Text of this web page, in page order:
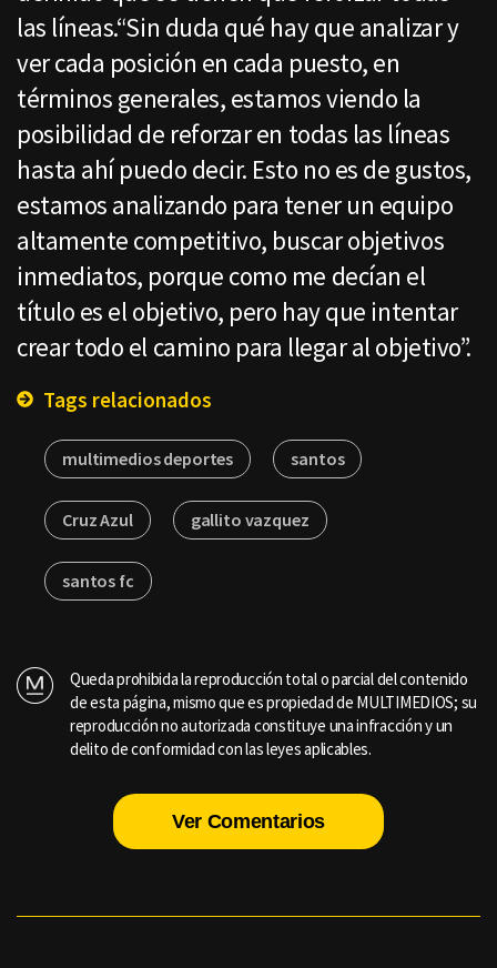
las líneas.“Sin duda qué hay que analizar y
ver cada posición en cada puesto, en
términos generales, estamos viendo la
posibilidad de reforzar en todas las líneas
hasta ahí puedo decir. Esto no es de gustos,
estamos analizando para tener un equipo
altamente competitivo, buscar objetivos
inmediatos, porque como me decían el
título es el objetivo, pero hay que intentar
crear todo el camino para llegar al objetivo”.
Tags relacionados
multimedios deportes santos
Cruz Azul gallito vazquez
santos fc
Queda prohibida la reproducción total o parcial del contenido
de esta página, mismo que es propiedad de MULTIMEDIOS; su
reproducción no autorizada constituye una infracción y un
delito de conformidad con las leyes aplicables.
Ver Comentarios